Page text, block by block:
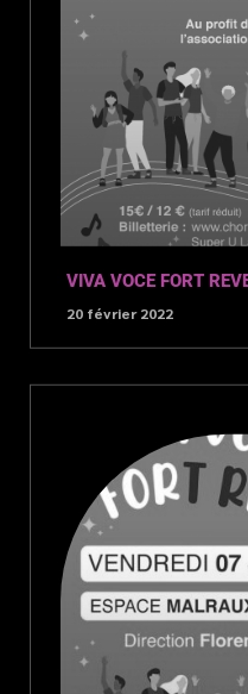
VIVA VOCE FORT
20 février 2022